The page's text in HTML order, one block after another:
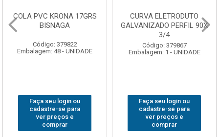
COLA PVC KRONA 17GRS
BISNAGA
Código: 379822
Embalagem: 48 - UNIDADE
Faça seu login ou
cadastre-se para
ver preços e
comprar
CURVA ELETRODUTO
GALVANIZADO PERFIL 90X
3/4
Código: 379867
Embalagem: 1 - UNIDADE
Faça seu login ou
cadastre-se para
ver preços e
comprar